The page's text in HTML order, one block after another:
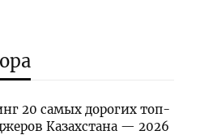
20 самых дорогих топ-
Казахстана — 2026